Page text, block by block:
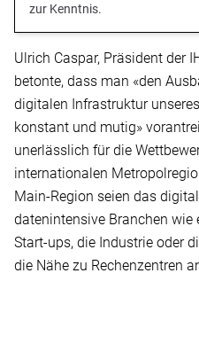
zur Kenntnis.
Ulrich Caspar, Präsident der
betonte, dass man «den
digitalen Infrastruktur
konstant und mutig»
unerlässlich für die
internationalen
Main-Region seien das
datenintensive Branchen
Start-ups, die Industrie oder
die Nähe zu Rechenzentren